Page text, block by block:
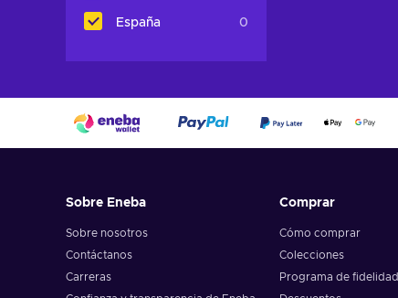
España 0
Sobre Eneba
Sobre nosotros
Contáctanos
Carreras
Comprar
Cómo comprar
Colecciones
Programa de fidelidad